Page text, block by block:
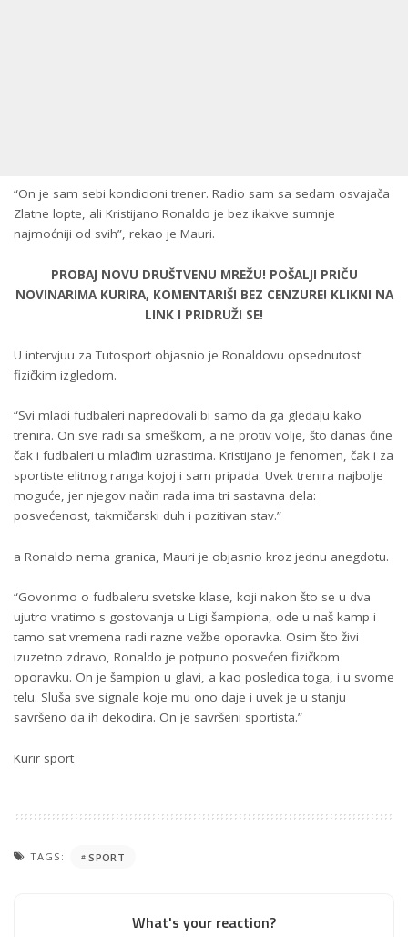
“On je sam sebi kondicioni trener. Radio sam sa sedam osvajača
Zlatne lopte, ali Kristijano Ronaldo je bez ikakve sumnje
najmoćniji od svih”, rekao je Mauri.
PROBAJ NOVU DRUŠTVENU MREŽU! POŠALJI PRIČU
NOVINARIMA KURIRA, KOMENTARIŠI BEZ CENZURE! KLIKNI NA
LINK I PRIDRUŽI SE!
U intervjuu za Tutosport objasnio je Ronaldovu opsednutost
fizičkim izgledom.
“Svi mladi fudbaleri napredovali bi samo da ga gledaju kako
trenira. On sve radi sa smeškom, a ne protiv volje, što danas čine
čak i fudbaleri u mlađim uzrastima. Kristijano je fenomen, čak i za
sportiste elitnog ranga kojoj i sam pripada. Uvek trenira najbolje
moguće, jer njegov način rada ima tri sastavna dela:
posvećenost, takmičarski duh i pozitivan stav.”
a Ronaldo nema granica, Mauri je objasnio kroz jednu anegdotu.
“Govorimo o fudbaleru svetske klase, koji nakon što se u dva
ujutro vratimo s gostovanja u Ligi šampiona, ode u naš kamp i
tamo sat vremena radi razne vežbe oporavka. Osim što živi
izuzetno zdravo, Ronaldo je potpuno posvećen fizičkom
oporavku. On je šampion u glavi, a kao posledica toga, i u svome
telu. Sluša sve signale koje mu ono daje i uvek je u stanju
savršeno da ih dekodira. On je savršeni sportista.”
Kurir sport
TAGS: SPORT
What's your reaction?